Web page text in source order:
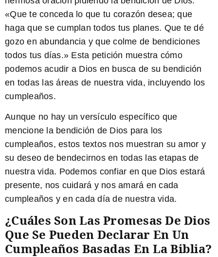
«Que te conceda lo que tu corazón desea; que
haga que se cumplan todos tus planes. Que te dé
gozo en abundancia y que colme de bendiciones
todos tus días.» Esta petición muestra cómo
podemos acudir a Dios en busca de su bendición
en todas las áreas de nuestra vida, incluyendo los
cumpleaños.
Aunque no hay un versículo específico que
mencione la bendición de Dios para los
cumpleaños, estos textos nos muestran su amor y
su deseo de bendecirnos en todas las etapas de
nuestra vida. Podemos confiar en que Dios estará
presente, nos cuidará y nos amará en cada
cumpleaños y en cada día de nuestra vida.
¿Cuáles Son Las Promesas De Dios
Que Se Pueden Declarar En Un
Cumpleaños Basadas En La Biblia?